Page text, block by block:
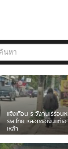
เดือนร้อน! ชาวเชียงราย
Isuzu สีขาวซิ่งบายพาสเ
สร้างความรำคาญ